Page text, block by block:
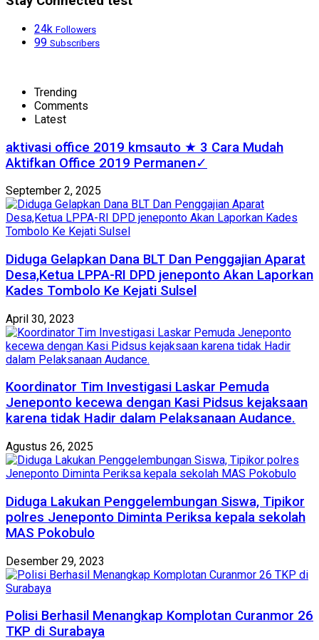
24k Followers
99 Subscribers
Trending
Comments
Latest
aktivasi office 2019 kmsauto ★ 3 Cara Mudah
Aktifkan Office 2019 Permanen✓
September 2, 2025
Diduga Gelapkan Dana BLT Dan Penggajian Aparat
Desa,Ketua LPPA-RI DPD jeneponto Akan Laporkan
Kades Tombolo Ke Kejati Sulsel
April 30, 2023
Koordinator Tim Investigasi Laskar Pemuda
Jeneponto kecewa dengan Kasi Pidsus kejaksaan
karena tidak Hadir dalam Pelaksanaan Audance.
Agustus 26, 2025
Diduga Lakukan Penggelembungan Siswa, Tipikor
polres Jeneponto Diminta Periksa kepala sekolah
MAS Pokobulo
Desember 29, 2023
Polisi Berhasil Menangkap Komplotan Curanmor 26
TKP di Surabaya